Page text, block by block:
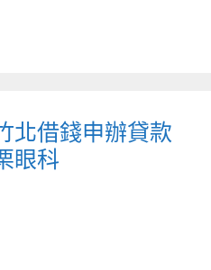
北借錢申辦貸款
眼科